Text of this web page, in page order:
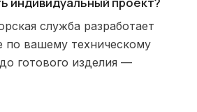
служба разработает
по вашему техническому
готового изделия —